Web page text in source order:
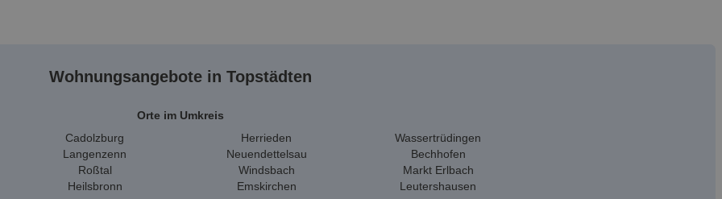
Wohnungsangebote in Topstädten
Orte im Umkreis
Cadolzburg
Langenzenn
Roßtal
Heilsbronn
Herrieden
Neuendettelsau
Windsbach
Emskirchen
Wassertrüdingen
Bechhofen
Markt Erlbach
Leutershausen